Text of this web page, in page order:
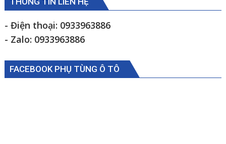
C1500
1112235684110
- Điện thoại: 0933963886
- Zalo: 0933963886
FACEBOOK PHỤ TÙNG Ô TÔ